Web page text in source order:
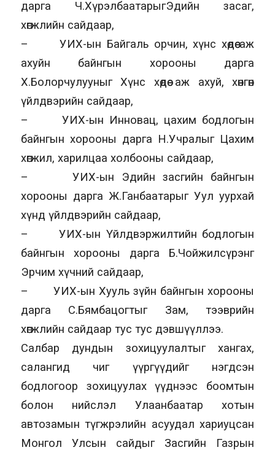
дарга Ч.ХүрэлбаатарыгЭдийн засаг,
хөгжлийн сайдаар,
– УИХ-ын Байгаль орчин, хүнс хөдөө аж
ахуйн байнгын хорооны дарга
Х.Болорчулууныг Хүнс хөдөө аж ахуй, хөнгөн
үйлдвэрийн сайдаар,
– УИХ-ын Инновац, цахим бодлогын
байнгын хорооны дарга Н.Учралыг Цахим
хөгжил, харилцаа холбооны сайдаар,
– УИХ-ын Эдийн засгийн байнгын
хорооны дарга Ж.Ганбаатарыг Уул уурхай
хүнд үйлдвэрийн сайдаар,
– УИХ-ын Үйлдвэржилтийн бодлогын
байнгын хорооны дарга Б.Чойжилсүрэнг
Эрчим хүчний сайдаар,
– УИХ-ын Хууль зүйн байнгын хорооны
дарга С.Бямбацогтыг Зам, тээврийн
хөгжлийн сайдаар тус тус дэвшүүллээ.
Салбар дундын зохицуулалтыг хангах,
салангид чиг үүргүүдийг нэгдсэн
бодлогоор зохицуулах үүднээс боомтын
болон нийслэл Улаанбаатар хотын
автозамын түгжрэлийн асуудал хариуцсан
Монгол Улсын сайдыг Засгийн Газрын